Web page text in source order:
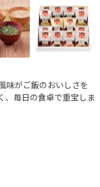
味がご飯のおいしさを
、毎日の食卓で重宝しま